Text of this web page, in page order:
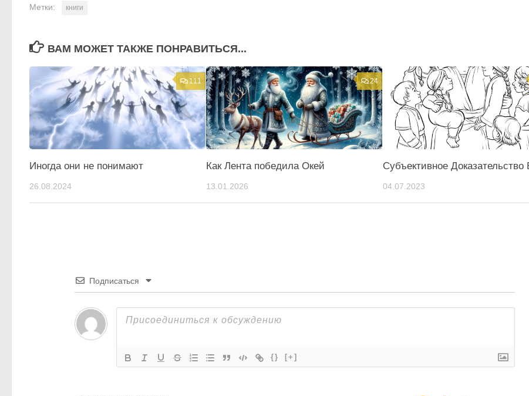
Метки: книги
ВАМ МОЖЕТ ТАКЖЕ ПОНРАВИТЬСЯ...
111
Иногда они не понимают
26.08.2024
24
Как Лента победила Окей
13.01.2026
Субъективное Доказательство
04.07.2023
Подписаться
{} [+]